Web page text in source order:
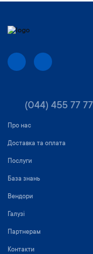
(044) 455 77 77
Про нас
Доставка та оплата
Послуги
База знань
Вендори
Галузі
Партнерам
Контакти